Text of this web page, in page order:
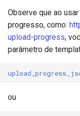
Observe que ao
progresso, como:
upload-progress,
parâmetro de
ou